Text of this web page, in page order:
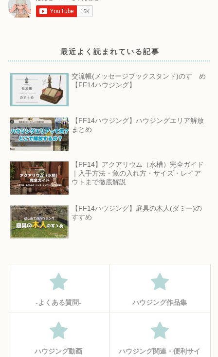
最近よく読まれている記事
交流帳(メッセージブックスタンド)のすゝめ
【FF14ハウジング】
【FF14ハウジング】ハウジングエリア解放
まとめ
【FF14】アクアリウム（水槽）完全ガイド
｜入手方法・魚の入れ方・サイズ・レイア
ウトまで徹底解説
【FF14ハウジング】庭具の木人(ダミー)の
すすめ
‐よくある質問‐ ハウジング作品集
ハウジング動画
ハウジング関連・便利サイ